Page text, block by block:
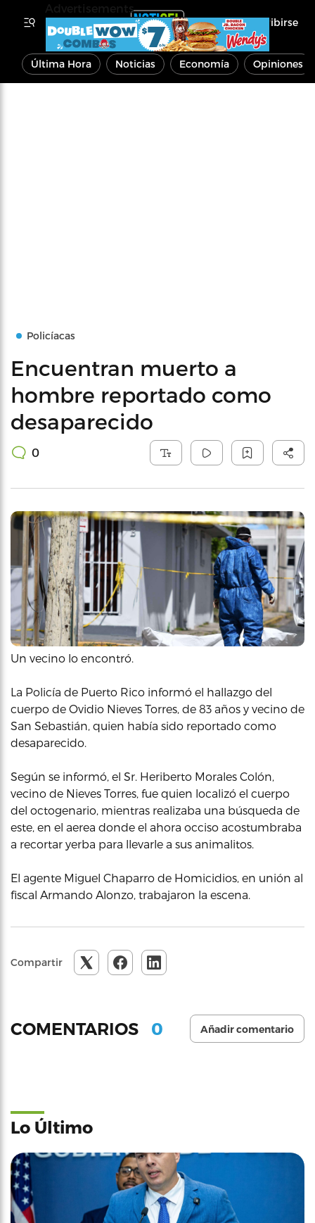
Inscribirse
Última Hora Noticias Economía Opiniones
Policíacas
Encuentran muerto a
hombre reportado como
desaparecido
0
Un vecino lo encontró.
La Policía de Puerto Rico informó el hallazgo del
cuerpo de Ovidio Nieves Torres, de 83 años y vecino de
San Sebastián, quien había sido reportado como
desaparecido.
Según se informó, el Sr. Heriberto Morales Colón,
vecino de Nieves Torres, fue quien localizó el cuerpo
del octogenario, mientras realizaba una búsqueda de
este, en el aerea donde el ahora occiso acostumbraba
a recortar yerba para llevarle a sus animalitos.
El agente Miguel Chaparro de Homicidios, en unión al
fiscal Armando Alonzo, trabajaron la escena.
Compartir
COMENTARIOS 0 Añadir comentario
Lo Último
Advertisements